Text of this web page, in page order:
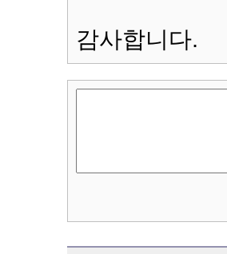
감사합니다.